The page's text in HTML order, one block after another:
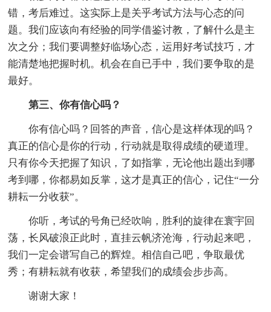
错，考后难过。这实际上是关乎考试方法与心态的问
题。我们应该向有经验的同学借鉴讨教，了解什么是主
次之分；我们要调整好临场心态，运用好考试技巧，才
能清楚地把握时机。机会在自已手中，我们要争取的是
最好。
第三、你有信心吗？
你有信心吗？回答的声音，信心是这样体现的吗？
真正的信心是你的行动，行动就是取得成绩的硬道理。
只有你今天把握了知识，了如指掌，无论他出题出到哪
考到哪，你都易如反掌，这才是真正的信心，记住“一分
耕耘一分收获”。
你听，考试的号角已经吹响，胜利的旋律在寰宇回
荡，长风破浪正此时，直挂云帆济沧海，行动起来吧，
我们一定会谱写自己的辉煌。相信自己吧，争取最优
秀；有耕耘就有收获，希望我们的成绩会步步高。
谢谢大家！